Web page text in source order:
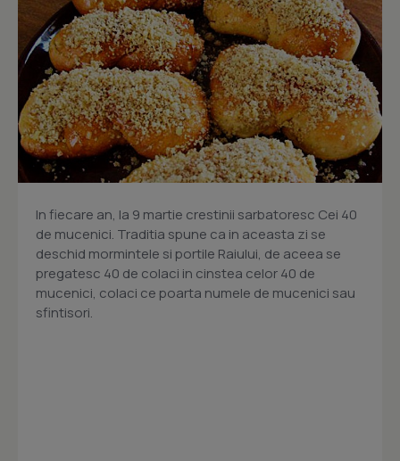
In fiecare an, la 9 martie crestinii sarbatoresc Cei 40
de mucenici. Traditia spune ca in aceasta zi se
deschid mormintele si portile Raiului, de aceea se
pregatesc 40 de colaci in cinstea celor 40 de
mucenici, colaci ce poarta numele de mucenici sau
sfintisori.